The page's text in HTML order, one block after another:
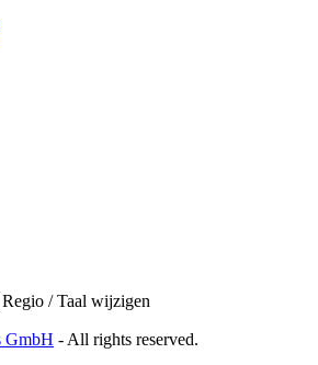
Regio / Taal wijzigen
GmbH - All rights reserved.